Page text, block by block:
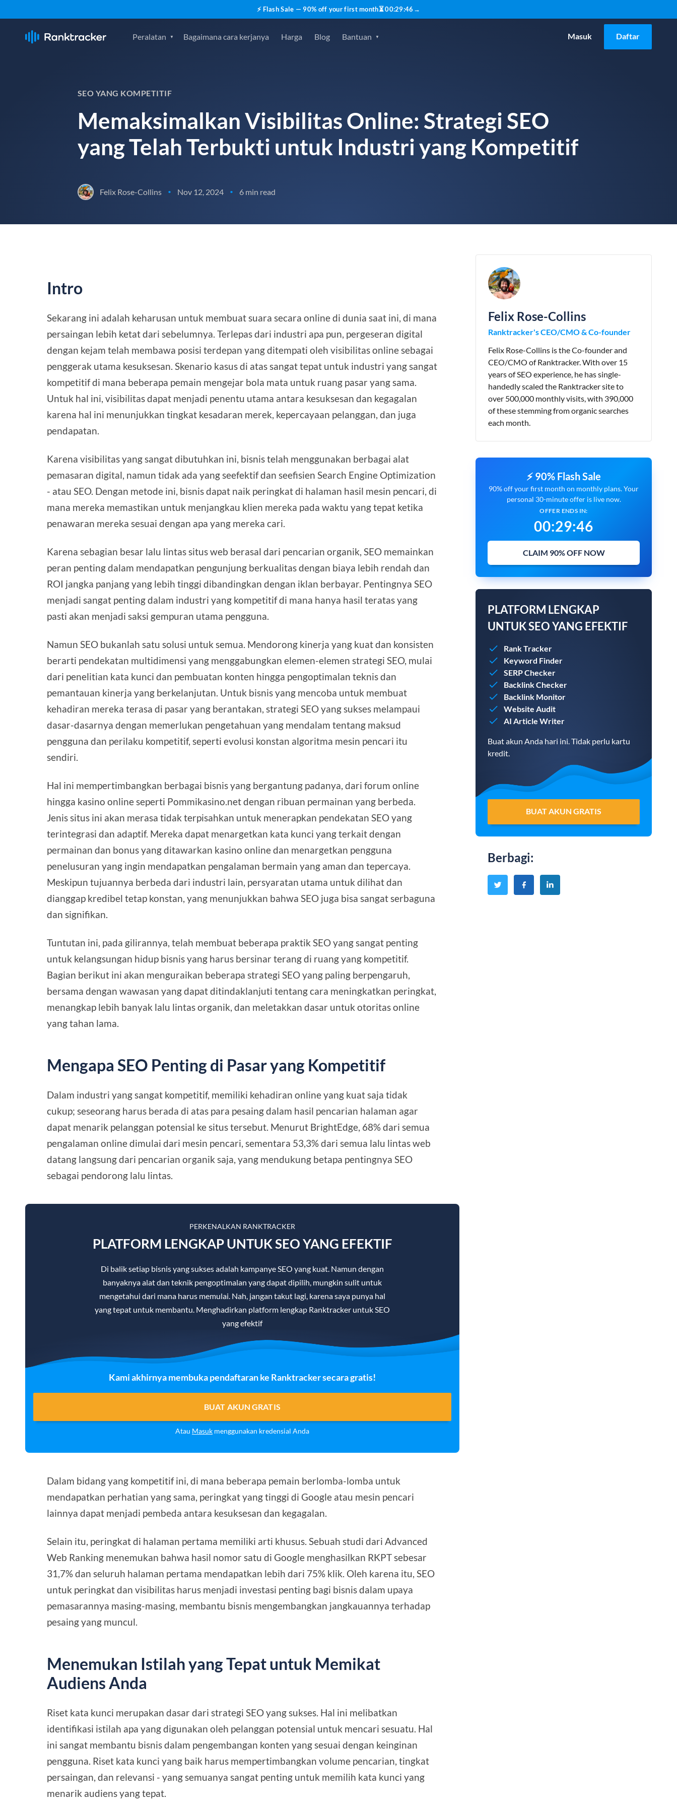
⚡ Flash Sale — 90% off your first month⏳00:29:45 →
Peralatan Bagaimana cara kerjanya Harga Blog Bantuan Masuk Daftar
SEO YANG KOMPETITIF
Memaksimalkan Visibilitas Online: Strategi SEO
yang Telah Terbukti untuk Industri yang Kompetitif
Felix Rose-Collins • Nov 12, 2024 • 6 min read
Intro
Sekarang ini adalah keharusan untuk membuat suara secara online di dunia saat ini, di mana
persaingan lebih ketat dari sebelumnya. Terlepas dari industri apa pun, pergeseran digital
dengan kejam telah membawa posisi terdepan yang ditempati oleh visibilitas online sebagai
penggerak utama kesuksesan. Skenario kasus di atas sangat tepat untuk industri yang sangat
kompetitif di mana beberapa pemain mengejar bola mata untuk ruang pasar yang sama.
Untuk hal ini, visibilitas dapat menjadi penentu utama antara kesuksesan dan kegagalan
karena hal ini menunjukkan tingkat kesadaran merek, kepercayaan pelanggan, dan juga
pendapatan.
Karena visibilitas yang sangat dibutuhkan ini, bisnis telah menggunakan berbagai alat
pemasaran digital, namun tidak ada yang seefektif dan seefisien Search Engine Optimization
- atau SEO. Dengan metode ini, bisnis dapat naik peringkat di halaman hasil mesin pencari, di
mana mereka memastikan untuk menjangkau klien mereka pada waktu yang tepat ketika
penawaran mereka sesuai dengan apa yang mereka cari.
Karena sebagian besar lalu lintas situs web berasal dari pencarian organik, SEO memainkan
peran penting dalam mendapatkan pengunjung berkualitas dengan biaya lebih rendah dan
ROI jangka panjang yang lebih tinggi dibandingkan dengan iklan berbayar. Pentingnya SEO
menjadi sangat penting dalam industri yang kompetitif di mana hanya hasil teratas yang
pasti akan menjadi saksi gempuran utama pengguna.
Namun SEO bukanlah satu solusi untuk semua. Mendorong kinerja yang kuat dan konsisten
berarti pendekatan multidimensi yang menggabungkan elemen-elemen strategi SEO, mulai
dari penelitian kata kunci dan pembuatan konten hingga pengoptimalan teknis dan
pemantauan kinerja yang berkelanjutan. Untuk bisnis yang mencoba untuk membuat
kehadiran mereka terasa di pasar yang berantakan, strategi SEO yang sukses melampaui
dasar-dasarnya dengan memerlukan pengetahuan yang mendalam tentang maksud
pengguna dan perilaku kompetitif, seperti evolusi konstan algoritma mesin pencari itu
sendiri.
Hal ini mempertimbangkan berbagai bisnis yang bergantung padanya, dari forum online
hingga kasino online seperti Pommikasino.net dengan ribuan permainan yang berbeda.
Jenis situs ini akan merasa tidak terpisahkan untuk menerapkan pendekatan SEO yang
terintegrasi dan adaptif. Mereka dapat menargetkan kata kunci yang terkait dengan
permainan dan bonus yang ditawarkan kasino online dan menargetkan pengguna
penelusuran yang ingin mendapatkan pengalaman bermain yang aman dan tepercaya.
Meskipun tujuannya berbeda dari industri lain, persyaratan utama untuk dilihat dan
dianggap kredibel tetap konstan, yang menunjukkan bahwa SEO juga bisa sangat serbaguna
dan signifikan.
Tuntutan ini, pada gilirannya, telah membuat beberapa praktik SEO yang sangat penting
untuk kelangsungan hidup bisnis yang harus bersinar terang di ruang yang kompetitif.
Bagian berikut ini akan menguraikan beberapa strategi SEO yang paling berpengaruh,
bersama dengan wawasan yang dapat ditindaklanjuti tentang cara meningkatkan peringkat,
menangkap lebih banyak lalu lintas organik, dan meletakkan dasar untuk otoritas online
yang tahan lama.
Mengapa SEO Penting di Pasar yang Kompetitif
Dalam industri yang sangat kompetitif, memiliki kehadiran online yang kuat saja tidak
cukup; seseorang harus berada di atas para pesaing dalam hasil pencarian halaman agar
dapat menarik pelanggan potensial ke situs tersebut. Menurut BrightEdge, 68% dari semua
pengalaman online dimulai dari mesin pencari, sementara 53,3% dari semua lalu lintas web
datang langsung dari pencarian organik saja, yang mendukung betapa pentingnya SEO
sebagai pendorong lalu lintas.
PERKENALKAN RANKTRACKER
PLATFORM LENGKAP UNTUK SEO YANG EFEKTIF
Di balik setiap bisnis yang sukses adalah kampanye SEO yang kuat. Namun dengan
banyaknya alat dan teknik pengoptimalan yang dapat dipilih, mungkin sulit untuk
mengetahui dari mana harus memulai. Nah, jangan takut lagi, karena saya punya hal
yang tepat untuk membantu. Menghadirkan platform lengkap Ranktracker untuk SEO
yang efektif
Kami akhirnya membuka pendaftaran ke Ranktracker secara gratis!
BUAT AKUN GRATIS
Atau Masuk menggunakan kredensial Anda
Dalam bidang yang kompetitif ini, di mana beberapa pemain berlomba-lomba untuk
mendapatkan perhatian yang sama, peringkat yang tinggi di Google atau mesin pencari
lainnya dapat menjadi pembeda antara kesuksesan dan kegagalan.
Selain itu, peringkat di halaman pertama memiliki arti khusus. Sebuah studi dari Advanced
Web Ranking menemukan bahwa hasil nomor satu di Google menghasilkan RKPT sebesar
31,7% dan seluruh halaman pertama mendapatkan lebih dari 75% klik. Oleh karena itu, SEO
untuk peringkat dan visibilitas harus menjadi investasi penting bagi bisnis dalam upaya
pemasarannya masing-masing, membantu bisnis mengembangkan jangkauannya terhadap
pesaing yang muncul.
Menemukan Istilah yang Tepat untuk Memikat
Audiens Anda
Riset kata kunci merupakan dasar dari strategi SEO yang sukses. Hal ini melibatkan
identifikasi istilah apa yang digunakan oleh pelanggan potensial untuk mencari sesuatu. Hal
ini sangat membantu bisnis dalam pengembangan konten yang sesuai dengan keinginan
pengguna. Riset kata kunci yang baik harus mempertimbangkan volume pencarian, tingkat
persaingan, dan relevansi - yang semuanya sangat penting untuk memilih kata kunci yang
menarik audiens yang tepat.
Felix Rose-Collins
Ranktracker's CEO/CMO & Co-founder
Felix Rose-Collins is the Co-founder and
CEO/CMO of Ranktracker. With over 15
years of SEO experience, he has single-
handedly scaled the Ranktracker site to
over 500,000 monthly visits, with 390,000
of these stemming from organic searches
each month.
⚡ 90% Flash Sale
90% off your first month on monthly plans. Your
personal 30-minute offer is live now.
OFFER ENDS IN:
00:29:45
CLAIM 90% OFF NOW
PLATFORM LENGKAP
UNTUK SEO YANG EFEKTIF
Rank Tracker
Keyword Finder
SERP Checker
Backlink Checker
Backlink Monitor
Website Audit
AI Article Writer
Buat akun Anda hari ini. Tidak perlu kartu
kredit.
BUAT AKUN GRATIS
Berbagi: